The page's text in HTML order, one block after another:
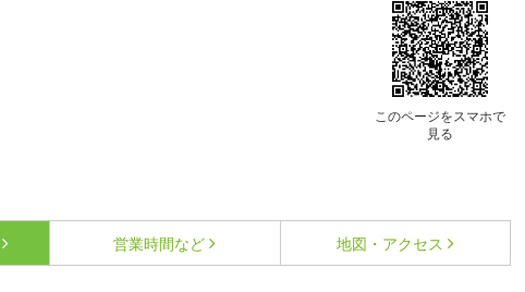
このページをスマホで
見る
営業時間など 地図・アクセス